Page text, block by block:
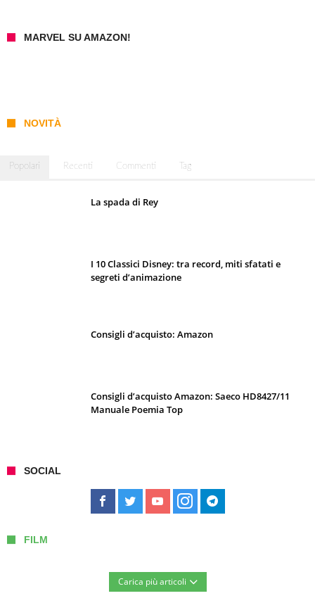
MARVEL SU AMAZON!
NOVITÀ
Popolari Recenti Commenti Tag
La spada di Rey
I 10 Classici Disney: tra record, miti sfatati e
segreti d’animazione
Consigli d’acquisto: Amazon
Consigli d’acquisto Amazon: Saeco HD8427/11
Manuale Poemia Top
SOCIAL
FILM
Carica più articoli